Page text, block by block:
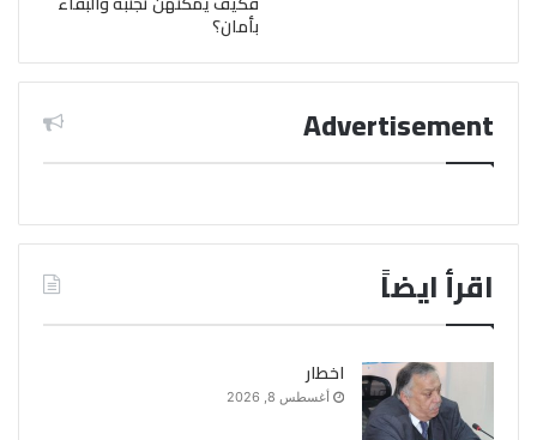
بأمان؟
Advertisement
اقرأ ايضاً
اخطار
أغسطس 8, 2026